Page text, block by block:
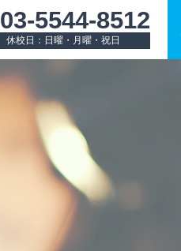
03-5544-8512
休校日：日曜・月曜・祝日